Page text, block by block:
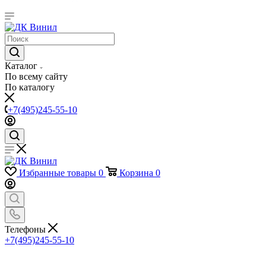
Каталог
По всему сайту
По каталогу
+7(495)245-55-10
Избранные товары 0 Корзина 0
Телефоны
+7(495)245-55-10